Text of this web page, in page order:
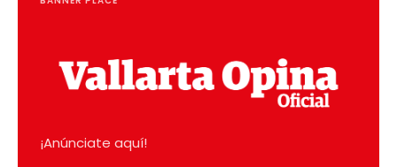
¡Anúnciate aquí!